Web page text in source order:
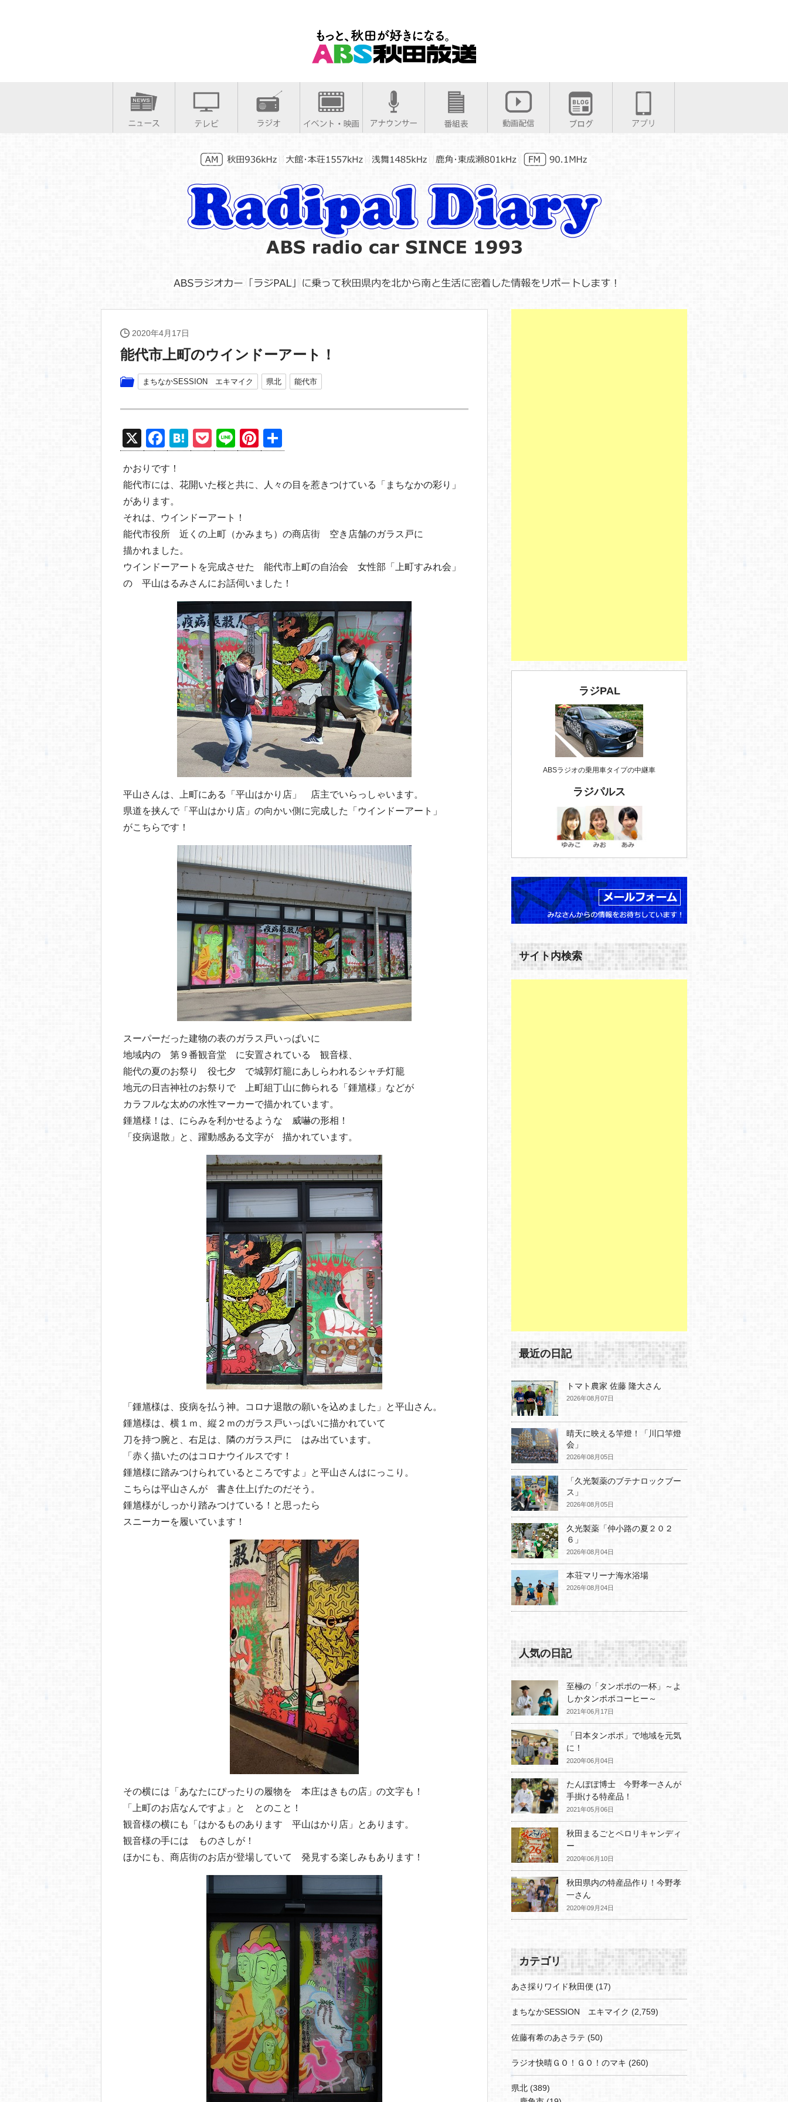
2020年4月17日
能代市上町のウインドーアート！
まちなかSESSION エキマイク 県北 能代市
X
F
a
c
e
b
o
o
k
H
at
e
n
a
P
o
ck
et
Li
n
e
Pi
nt
er
e
有
かおりです！
能代市には、花開いた桜と共に、人々の目を惹きつけている「まちなかの彩り」
があります。
それは、ウインドーアート！
能代市役所 近くの上町（かみまち）の商店街 空き店舗のガラス戸に
描かれました。
ウインドーアートを完成させた 能代市上町の自治会 女性部「上町すみれ会」
の 平山はるみさんにお話伺いました！
平山さんは、上町にある「平山はかり店」 店主でいらっしゃいます。
県道を挟んで「平山はかり店」の向かい側に完成した「ウインドーアート」
がこちらです！
スーパーだった建物の表のガラス戸いっぱいに
地域内の 第９番観音堂 に安置されている 観音様、
能代の夏のお祭り 役七夕 で城郭灯籠にあしらわれるシャチ灯籠
地元の日吉神社のお祭りで 上町組丁山に飾られる「鍾馗様」などが
カラフルな太めの水性マーカーで描かれています。
鍾馗様！は、にらみを利かせるような 威嚇の形相！
「疫病退散」と、躍動感ある文字が 描かれています。
「鍾馗様は、疫病を払う神。コロナ退散の願いを込めました」と平山さん。
鍾馗様は、横１ｍ、縦２ｍのガラス戸いっぱいに描かれていて
刀を持つ腕と、右足は、隣のガラス戸に はみ出ています。
「赤く描いたのはコロナウイルスです！
鍾馗様に踏みつけられているところですよ」と平山さんはにっこり。
こちらは平山さんが 書き仕上げたのだそう。
鍾馗様がしっかり踏みつけている！と思ったら
スニーカーを履いています！
その横には「あなたにぴったりの履物を 本庄はきもの店」の文字も！
「上町のお店なんですよ」と とのこと！
観音様の横にも「はかるものあります 平山はかり店」とあります。
観音様の手には ものさしが！
ほかにも、商店街のお店が登場していて 発見する楽しみもあります！
ラジPAL
ABSラジオの乗用車タイプの中継車
ラジパルス
サイト内検索
最近の日記
トマト農家 佐藤 隆大さん
2026年08月07日
晴天に映える竿燈！「川口竿燈
会」
2026年08月05日
「久光製薬のブテナロックブー
ス」
2026年08月05日
久光製薬「仲小路の夏２０２
６」
2026年08月04日
本荘マリーナ海水浴場
2026年08月04日
人気の日記
至極の「タンポポの一杯」～よ
しかタンポポコーヒー～
2021年06月17日
「日本タンポポ」で地域を元気
に！
2020年06月04日
たんぽぽ博士 今野孝一さんが
手掛ける特産品！
2021年05月06日
秋田まるごとペロリキャンディ
ー
2020年06月10日
秋田県内の特産品作り！今野孝
一さん
2020年09月24日
カテゴリ
あさ採りワイド秋田便 (17)
まちなかSESSION エキマイク (2,759)
佐藤有希のあさラテ (50)
ラジオ快晴ＧＯ！ＧＯ！のマキ (260)
県北 (389)